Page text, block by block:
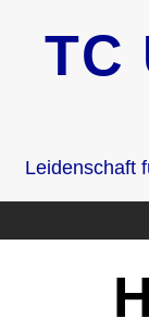
TC
Leidenschaft